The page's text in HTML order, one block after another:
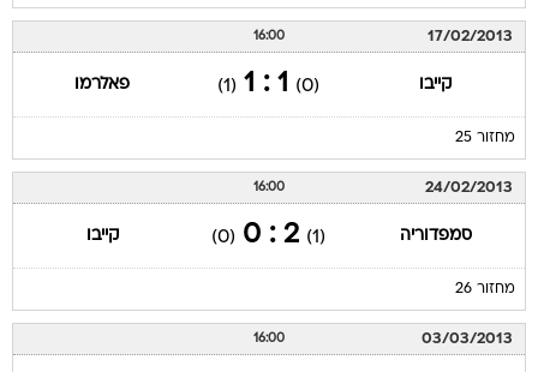
17/02/2013
16:00
קייבו (0)
1 : 1
(1) פאלרמו
מחזור 25
24/02/2013
16:00
סמפדוריה (1)
2 : 0
(0) קייבו
מחזור 26
03/03/2013
16:00